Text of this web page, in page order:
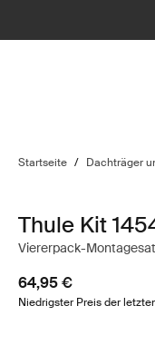
Startseite / Dachträger
Thule Kit
Viererpack-
64,95 €
Niedrigster Preis der